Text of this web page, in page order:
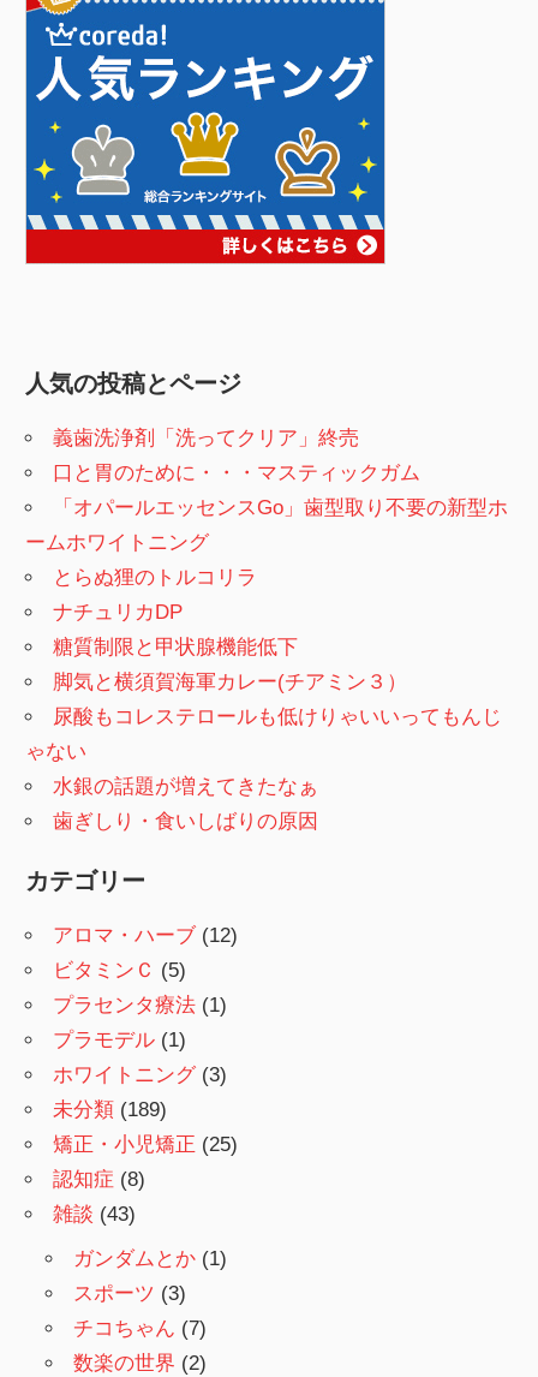
人気の投稿とページ
義歯洗浄剤「洗ってクリア」終売
口と胃のために・・・マスティックガム
「オパールエッセンスGo」歯型取り不要の新型ホ
ームホワイトニング
とらぬ狸のトルコリラ
ナチュリカDP
糖質制限と甲状腺機能低下
脚気と横須賀海軍カレー(チアミン３）
尿酸もコレステロールも低けりゃいいってもんじ
ゃない
水銀の話題が増えてきたなぁ
歯ぎしり・食いしばりの原因
カテゴリー
アロマ・ハーブ(12)
ビタミンＣ (5)
プラセンタ療法 (1)
プラモデル (1)
ホワイトニング(3)
未分類 (189)
矯正・小児矯正 (25)
認知症 (8)
雑談 (43)
ガンダムとか (1)
スポーツ (3)
チコちゃん (7)
数楽の世界 (2)